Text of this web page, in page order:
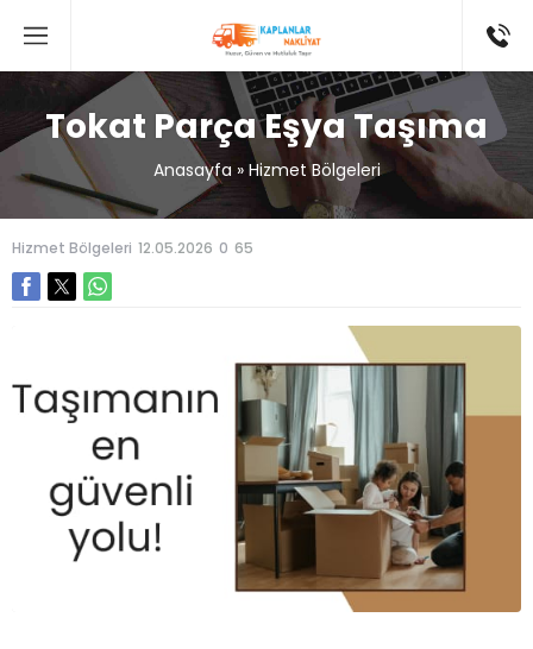
Tokat Parça Eşya Taşıma
Anasayfa » Hizmet Bölgeleri
Hizmet Bölgeleri 12.05.2026 0 65